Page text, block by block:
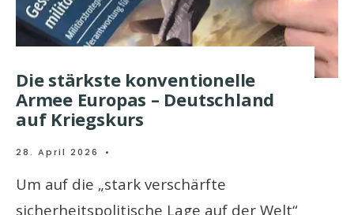
Die stärkste konventionelle
Armee Europas – Deutschland
auf Kriegskurs
28. April 2026 •
Um auf die „stark verschärfte
sicherheitspolitische Lage auf der Welt“